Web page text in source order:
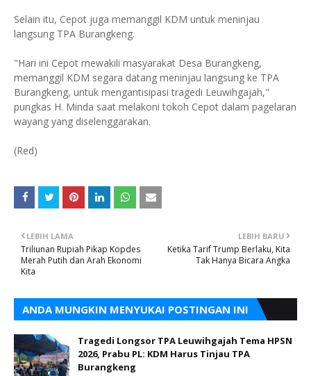
Selain itu, Cepot juga memanggil KDM untuk meninjau
langsung TPA Burangkeng.
"Hari ini Cepot mewakili masyarakat Desa Burangkeng,
memanggil KDM segara datang meninjau langsung ke TPA
Burangkeng, untuk mengantisipasi tragedi Leuwihgajah,"
pungkas H. Minda saat melakoni tokoh Cepot dalam pagelaran
wayang yang diselenggarakan.
(Red)
LEBIH BARU
Ketika Tarif Trump Berlaku, Kita
Tak Hanya Bicara Angka
LEBIH LAMA
Triliunan Rupiah Pikap Kopdes
Merah Putih dan Arah Ekonomi
Kita
ANDA MUNGKIN MENYUKAI POSTINGAN INI
Tragedi Longsor TPA Leuwihgajah Tema HPSN
2026, Prabu PL: KDM Harus Tinjau TPA
Burangkeng